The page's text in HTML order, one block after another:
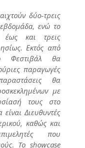
δύο-τρεις
ενώ το
έως και τρεις
Εκτός από
Φεστιβάλ θα
παραγωγές
θα
με
τους στο
Διευθυντές
καθώς και
που
To showcase